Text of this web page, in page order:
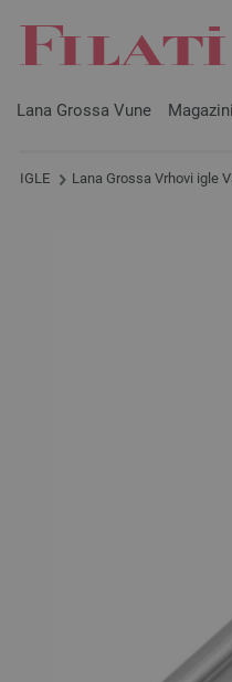
Lana Grossa Vune Magazini
IGLE Lana Grossa Vrhovi igle